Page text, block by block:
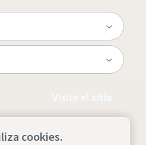
cookies.